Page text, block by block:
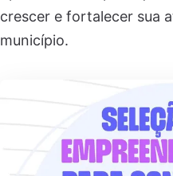
crescer e fortalecer sua
município.